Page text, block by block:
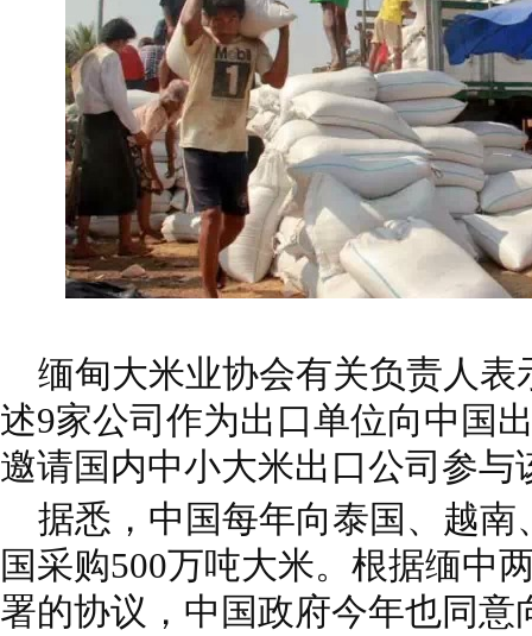
缅甸大米业协会有关负责人表
述9家公司作为出口单位向中国
邀请国内中小大米出口公司参与
据悉，中国每年向泰国、越南
国采购500万吨大米。根据缅中
署的协议，中国政府今年也同意